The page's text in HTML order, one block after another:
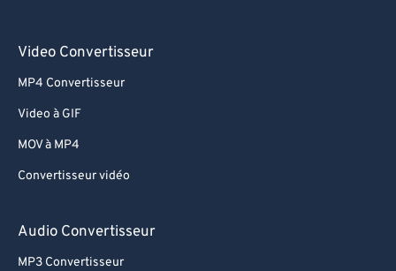
Video Convertisseur
MP4 Convertisseur
Video à GIF
MOV à MP4
Convertisseur vidéo
Audio Convertisseur
MP3 Convertisseur